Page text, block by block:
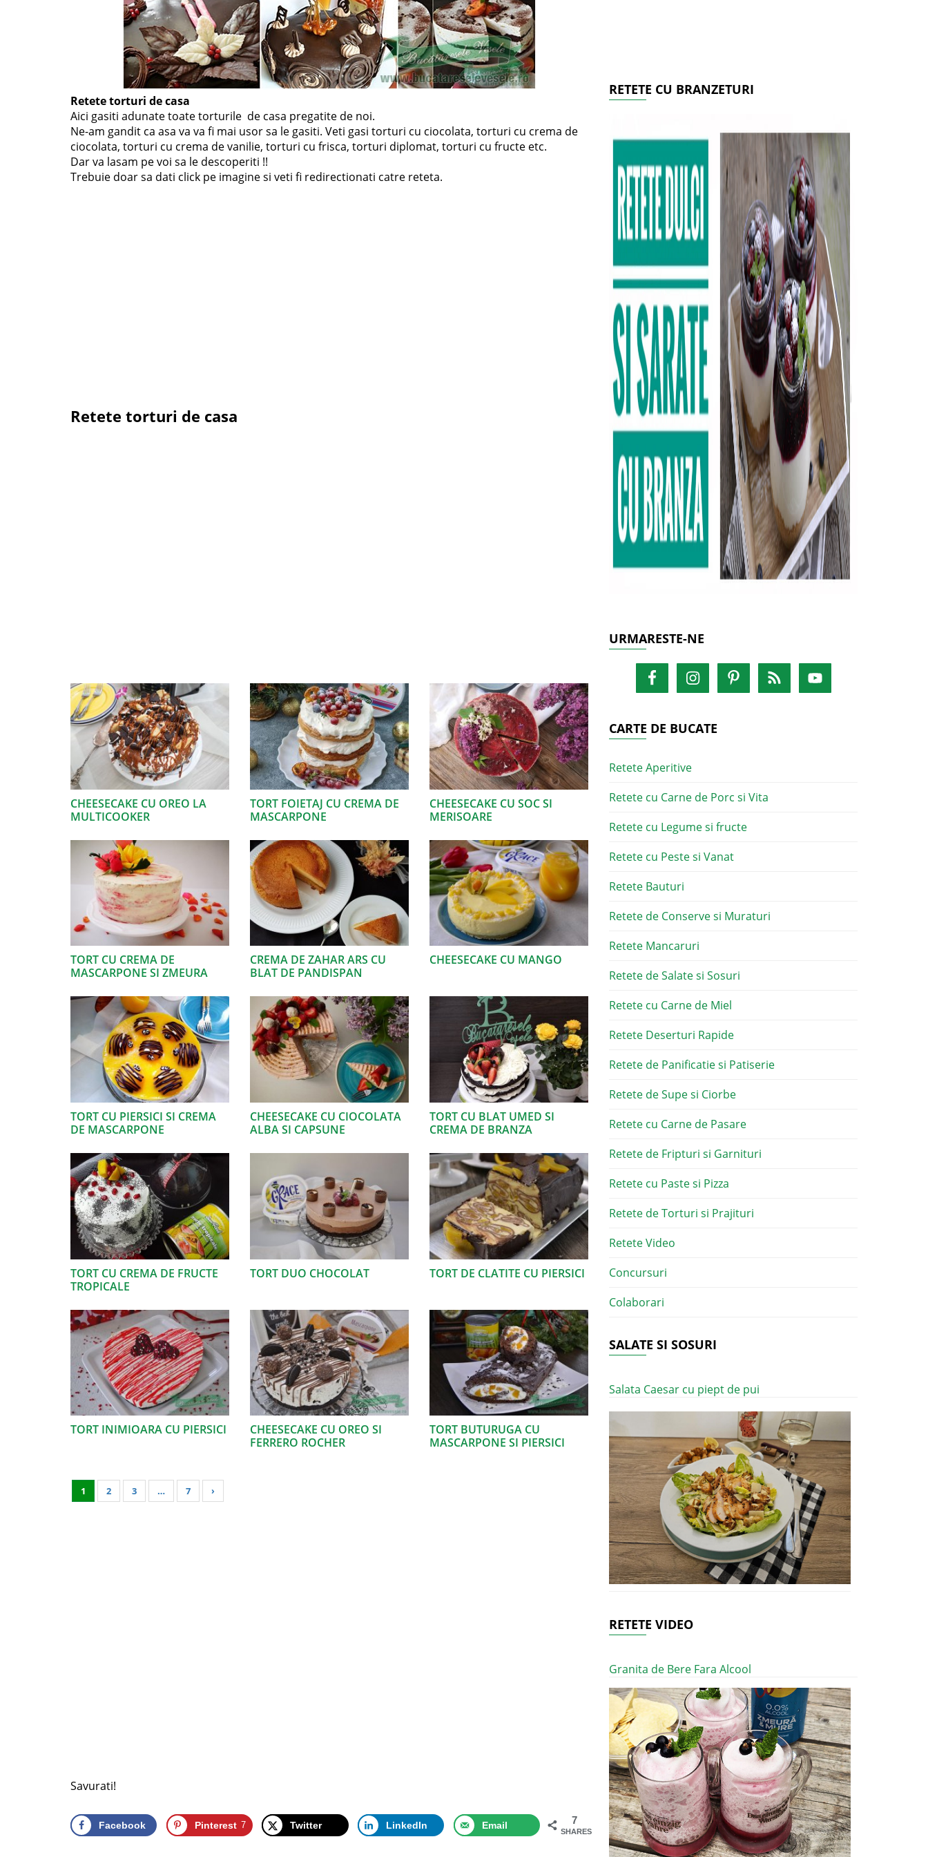
Retete torturi de casa
Aici gasiti adunate toate torturile de casa pregatite de noi.
Ne-am gandit ca asa va va fi mai usor sa le gasiti. Veti gasi torturi cu ciocolata, torturi cu crema de
ciocolata, torturi cu crema de vanilie, torturi cu frisca, torturi diplomat, torturi cu fructe etc.
Dar va lasam pe voi sa le descoperiti !!
Trebuie doar sa dati click pe imagine si veti fi redirectionati catre reteta.
Retete torturi de casa
CHEESECAKE CU OREO LA
MULTICOOKER
TORT FOIETAJ CU CREMA DE
MASCARPONE
CHEESECAKE CU SOC SI
MERISOARE
TORT CU CREMA DE
MASCARPONE SI ZMEURA
CREMA DE ZAHAR ARS CU
BLAT DE PANDISPAN
CHEESECAKE CU MANGO
TORT CU PIERSICI SI CREMA
DE MASCARPONE
CHEESECAKE CU CIOCOLATA
ALBA SI CAPSUNE
TORT CU BLAT UMED SI
CREMA DE BRANZA
TORT CU CREMA DE FRUCTE
TROPICALE
TORT DUO CHOCOLAT TORT DE CLATITE CU PIERSICI
TORT INIMIOARA CU PIERSICI
CHEESECAKE CU OREO SI
FERRERO ROCHER
TORT BUTURUGA CU
MASCARPONE SI PIERSICI
1 2 3 … 7 ›
Savurati!
7
SHARES
Facebook Pinterest 7 Twitter LinkedIn Email
RETETE CU BRANZETURI
URMARESTE-NE
CARTE DE BUCATE
Retete Aperitive
Retete cu Carne de Porc si Vita
Retete cu Legume si fructe
Retete cu Peste si Vanat
Retete Bauturi
Retete de Conserve si Muraturi
Retete Mancaruri
Retete de Salate si Sosuri
Retete cu Carne de Miel
Retete Deserturi Rapide
Retete de Panificatie si Patiserie
Retete de Supe si Ciorbe
Retete cu Carne de Pasare
Retete de Fripturi si Garnituri
Retete cu Paste si Pizza
Retete de Torturi si Prajituri
Retete Video
Concursuri
Colaborari
SALATE SI SOSURI
Salata Caesar cu piept de pui
RETETE VIDEO
Granita de Bere Fara Alcool